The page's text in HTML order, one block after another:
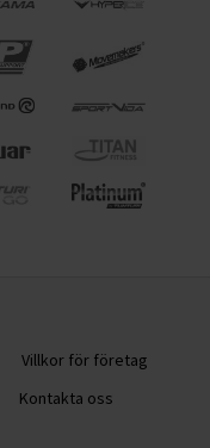
Villkor för företag
Kontakta oss